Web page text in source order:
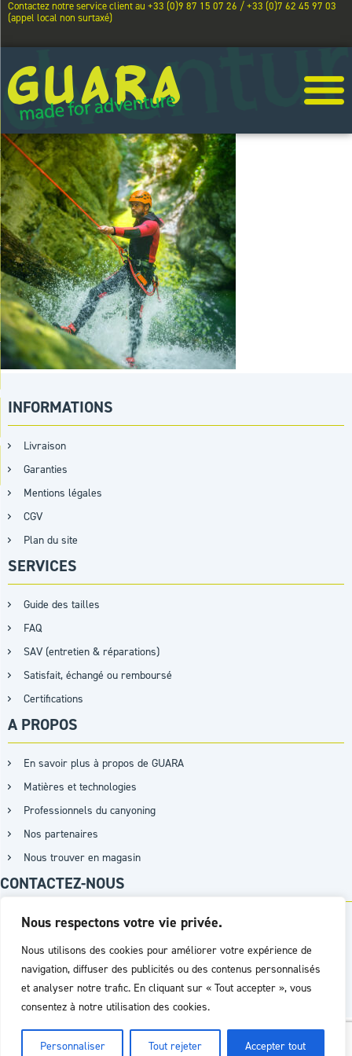
Nous respectons votre vie privée.
Nous utilisons des cookies pour améliorer votre expérience de
navigation, diffuser des publicités ou des contenus personnalisés
et analyser notre trafic. En cliquant sur « Tout accepter », vous
consentez à notre utilisation des cookies.
Personnaliser Tout rejeter Accepter tout
Contactez notre service client au +33 (0)9 87 15 07 26 / +33 (0)7 62 45 97 03
(appel local non surtaxé)
INFORMATIONS
Livraison
Garanties
Mentions légales
CGV
Plan du site
SERVICES
Guide des tailles
FAQ
SAV (entretien & réparations)
Satisfait, échangé ou remboursé
Certifications
A PROPOS
En savoir plus à propos de GUARA
Matières et technologies
Professionnels du canyoning
Nos partenaires
Nous trouver en magasin
CONTACTEZ-NOUS
+33 (0)9 87 15 07 26 / +33 (0)7 62 45 97 03
Réalisation :Agence D2PROD